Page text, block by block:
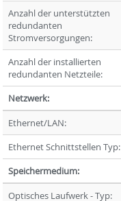
Anzahl der unterstützten
redundanten
Stromversorgungen:
Anzahl der installierten
redundanten Netzteile:
Netzwerk:
Ethernet/LAN:
Ethernet Schnittstellen Typ:
Speichermedium:
Optisches Laufwerk - Typ: